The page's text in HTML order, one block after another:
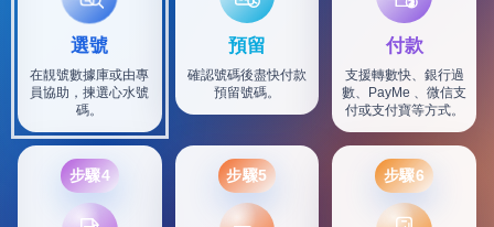
選號
在靚號數據庫或由專
員協助，揀選心水號
碼。
預留
確認號碼後盡快付款
預留號碼。
付款
支援轉數快、銀行過
數、PayMe 、微信支
付或支付寶等方式。
步驟4 步驟5 步驟6